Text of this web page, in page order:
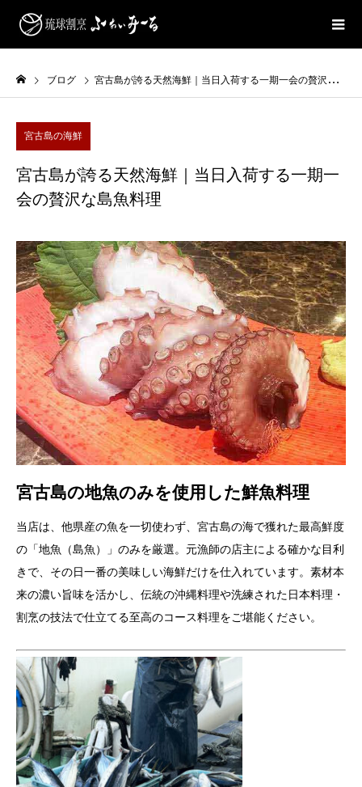
ブログ 宮古島が誇る天然海鮮｜当日入荷する一期一会の贅沢な島魚料理
宮古島の海鮮
宮古島が誇る天然海鮮｜当日入荷する一期一
会の贅沢な島魚料理
宮古島の地魚のみを使用した鮮魚料理
当店は、他県産の魚を一切使わず、宮古島の海で獲れた最高鮮度
の「地魚（島魚）」のみを厳選。元漁師の店主による確かな目利
きで、その日一番の美味しい海鮮だけを仕入れています。素材本
来の濃い旨味を活かし、伝統の沖縄料理や洗練された日本料理・
割烹の技法で仕立てる至高のコース料理をご堪能ください。